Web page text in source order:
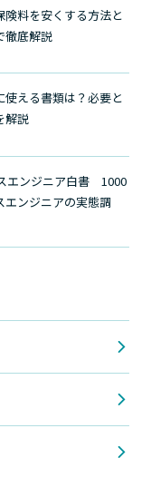
料を安くする方法と
徹底解説
える書類は？必要と
解説
エンジニア白書 1000
エンジニアの実態調